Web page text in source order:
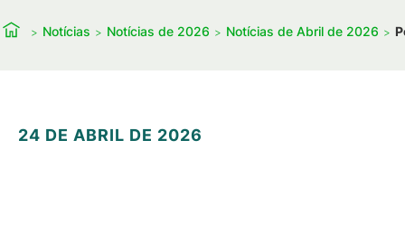
Notícias Notícias de 2026 Notícias de Abril de 2026
24 DE ABRIL DE 2026